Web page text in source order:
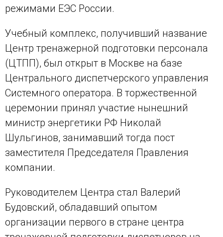
режимами ЕЭС России.
Учебный комплекс, получивший название
Центр тренажерной подготовки персонала
(ЦТПП), был открыт в Москве на базе
Центрального диспетчерского управления
Системного оператора. В торжественной
церемонии принял участие нынешний
министр энергетики РФ Николай
Шульгинов, занимавший тогда пост
заместителя Председателя Правления
компании.
Руководителем Центра стал Валерий
Будовский, обладавший опытом
организации первого в стране центра